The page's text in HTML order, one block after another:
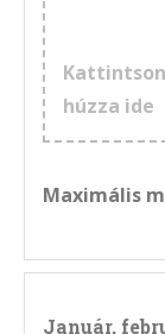
húzza ide
Maximális
Január,